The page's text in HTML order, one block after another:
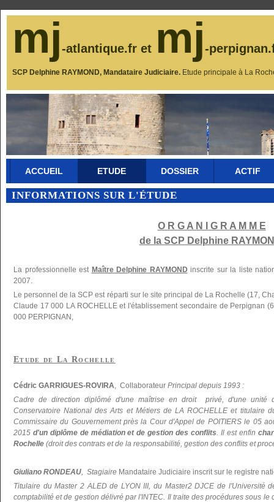
mj-atlantique.fr et mj-
SCP Delphine RAYMOND, Mandataire Judiciaire. Etude principale à La
ACCUEIL ETUDE DOSSIER ACTIF
INFORMATIONS SUR L'ÉTUDE
O R G A N I G R A M M E
de la SCP Delphine
La professionnelle est Maître Delphine RAYMOND inscrite sur la liste
2007.
Le personnel de la SCP est réparti sur le site principal de La Rochelle (17,
Claude 17 000 LA ROCHELLE et l'établissement secondaire de Perpignan
000 PERPIGNAN,
Etude de La Rochelle
Cédric GARRIGUES-ROVIRA, Collaborateur Principal depuis 1993 :
Cadre de direction diplômé d'une maîtrise en droit privé, d'une unité
Conservatoire National des Arts et Métiers de LA ROCHELLE et titulaire
Commissaire du Gouvernement près la Cour d'Appel de POITIERS le 05
2015 d'un diplôme de médiation et de gestion des conflits. Il est enfin
Rochelle (droit des contrats et de la responsabilité, gestion des conflits et
Giuliano RONDEAU, Stagiaire Mandataire Judiciaire inscrit sur le registre
Titulaire du Master 2 ALED de LYON III, du Master2 DJCE de l'Université
comptabilité et de gestion délivré par l'INTEC. Il traite des procédures sous